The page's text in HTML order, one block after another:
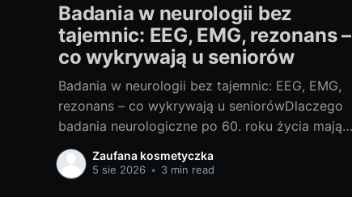
Badania w neurologii bez
tajemnic: EEG, EMG, rezonans –
co wykrywają u seniorów
Badania w neurologii bez tajemnic: EEG, EMG,
rezonans – co wykrywają u seniorówDlaczego
badania neurologiczne po 60. roku życia mają
znaczenieJako blogerka, ale i miłośniczka
rzetelnej wiedzy medycznej, często widzę, że u
Zaufana kosmetyczka
5 sie 2026 • 3 min read